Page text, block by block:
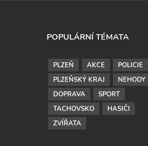
POPULÁRNÍ TÉMATA
PLZEŇ AKCE
POLICIE
PLZEŇSKÝ KRAJ
NEHODY
DOPRAVA
SPORT
TACHOVSKO
HASIČI
ZVÍŘATA